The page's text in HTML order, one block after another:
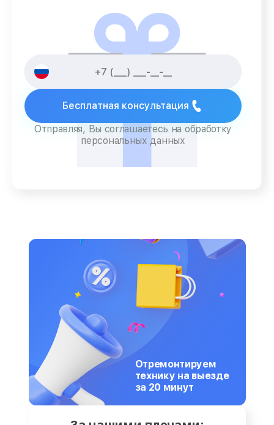
Бесплатная консультация
Отправляя, Вы соглашаетесь на обработку
персональных данных
Отремонтируем
технику на выезде
за 20 минут